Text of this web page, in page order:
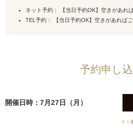
ネット予約： 【当日予約OK】空きがあれ
TEL予約： 【当日予約OK】空きがあればご
予約申し
開催日時：7月27日（月）
○：